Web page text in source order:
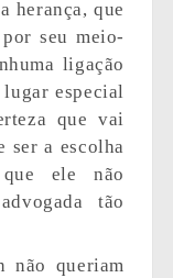
herança, que
seu meio-
ligação
especial
que vai
ser a escolha
ele não
tão
não queriam